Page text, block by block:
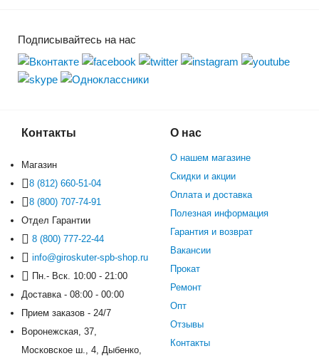
Подписывайтесь на нас
Контакты
Магазин
8 (812) 660-51-04
8 (800) 707-74-91
Отдел Гарантии
8 (800) 777-22-44
info@giroskuter-spb-shop.ru
Пн.- Вск. 10:00 - 21:00
Доставка - 08:00 - 00:00
Прием заказов - 24/7
Воронежская, 37,
Московское ш., 4, Дыбенко,
О нас
О нашем магазине
Скидки и акции
Оплата и доставка
Полезная информация
Гарантия и возврат
Вакансии
Прокат
Ремонт
Опт
Отзывы
Контакты